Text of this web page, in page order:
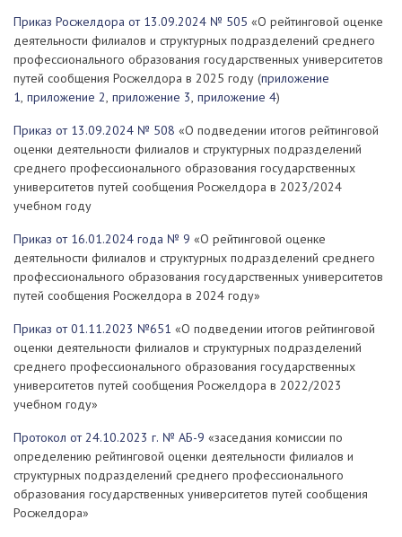
Приказ Росжелдора от 13.09.2024 № 505 «О рейтинговой оценке
деятельности филиалов и структурных подразделений среднего
профессионального образования государственных университетов
путей сообщения Росжелдора в 2025 году (приложение
1, приложение 2, приложение 3, приложение 4)
Приказ от 13.09.2024 № 508 «О подведении итогов рейтинговой
оценки деятельности филиалов и структурных подразделений
среднего профессионального образования государственных
университетов путей сообщения Росжелдора в 2023/2024
учебном году
Приказ от 16.01.2024 года № 9 «О рейтинговой оценке
деятельности филиалов и структурных подразделений среднего
профессионального образования государственных университетов
путей сообщения Росжелдора в 2024 году»
Приказ от 01.11.2023 №651 «О подведении итогов рейтинговой
оценки деятельности филиалов и структурных подразделений
среднего профессионального образования государственных
университетов путей сообщения Росжелдора в 2022/2023
учебном году»
Протокол от 24.10.2023 г. № АБ-9 «заседания комиссии по
определению рейтинговой оценки деятельности филиалов и
структурных подразделений среднего профессионального
образования государственных университетов путей сообщения
Росжелдора»